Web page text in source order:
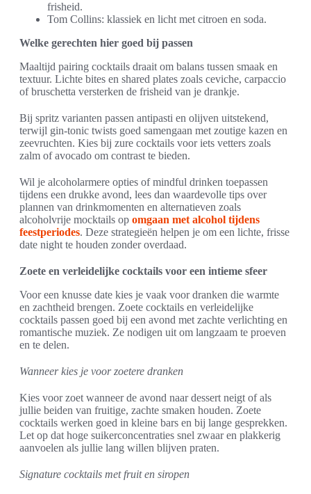
frisheid.
Tom Collins: klassiek en licht met citroen en soda.
Welke gerechten hier goed bij passen
Maaltijd pairing cocktails draait om balans tussen smaak en
textuur. Lichte bites en shared plates zoals ceviche, carpaccio
of bruschetta versterken de frisheid van je drankje.
Bij spritz varianten passen antipasti en olijven uitstekend,
terwijl gin-tonic twists goed samengaan met zoutige kazen en
zeevruchten. Kies bij zure cocktails voor iets vetters zoals
zalm of avocado om contrast te bieden.
Wil je alcoholarmere opties of mindful drinken toepassen
tijdens een drukke avond, lees dan waardevolle tips over
plannen van drinkmomenten en alternatieven zoals
alcoholvrije mocktails op omgaan met alcohol tijdens
feestperiodes. Deze strategieën helpen je om een lichte, frisse
date night te houden zonder overdaad.
Zoete en verleidelijke cocktails voor een intieme sfeer
Voor een knusse date kies je vaak voor dranken die warmte
en zachtheid brengen. Zoete cocktails en verleidelijke
cocktails passen goed bij een avond met zachte verlichting en
romantische muziek. Ze nodigen uit om langzaam te proeven
en te delen.
Wanneer kies je voor zoetere dranken
Kies voor zoet wanneer de avond naar dessert neigt of als
jullie beiden van fruitige, zachte smaken houden. Zoete
cocktails werken goed in kleine bars en bij lange gesprekken.
Let op dat hoge suikerconcentraties snel zwaar en plakkerig
aanvoelen als jullie lang willen blijven praten.
Signature cocktails met fruit en siropen